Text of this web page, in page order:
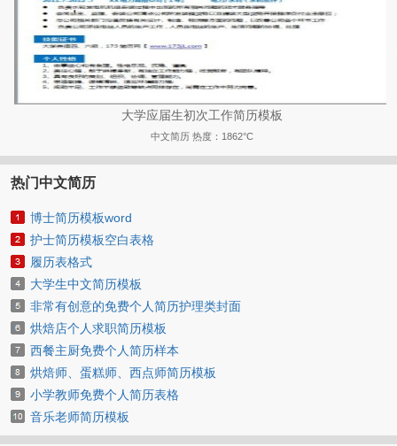
大学应届生初次工作简历模板
中文简历 热度：1862°C
热门中文简历
博士简历模板word
护士简历模板空白表格
履历表格式
大学生中文简历模板
非常有创意的免费个人简历护理类封面
烘焙店个人求职简历模板
西餐主厨免费个人简历样本
烘焙师、蛋糕师、西点师简历模板
小学教师免费个人简历表格
音乐老师简历模板